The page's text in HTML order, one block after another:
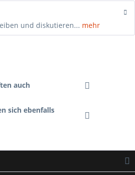
und diskutieren... mehr
auch
sich ebenfalls